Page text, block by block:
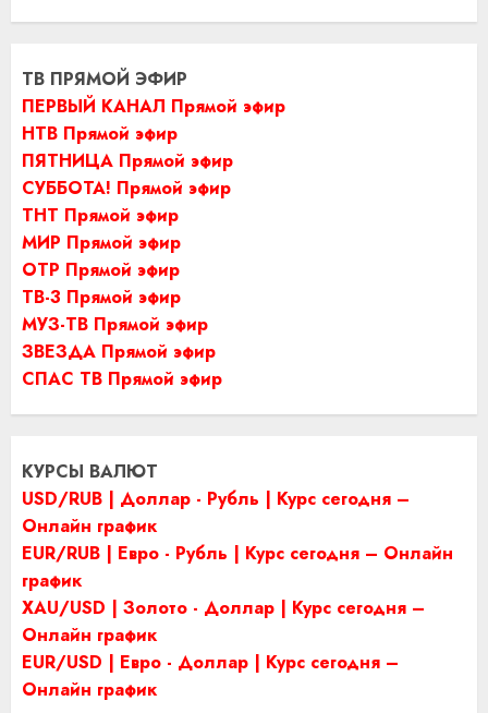
ТВ ПРЯМОЙ ЭФИР
ПЕРВЫЙ КАНАЛ Прямой эфир
НТВ Прямой эфир
ПЯТНИЦА Прямой эфир
СУББОТА! Прямой эфир
ТНТ Прямой эфир
МИР Прямой эфир
ОТР Прямой эфир
ТВ-3 Прямой эфир
МУЗ-ТВ Прямой эфир
ЗВЕЗДА Прямой эфир
СПАС ТВ Прямой эфир
КУРСЫ ВАЛЮТ
USD/RUB | Доллар - Рубль | Курс сегодня –
Онлайн график
EUR/RUB | Евро - Рубль | Курс сегодня – Онлайн
график
XAU/USD | Золото - Доллар | Курс сегодня –
Онлайн график
EUR/USD | Евро - Доллар | Курс сегодня –
Онлайн график